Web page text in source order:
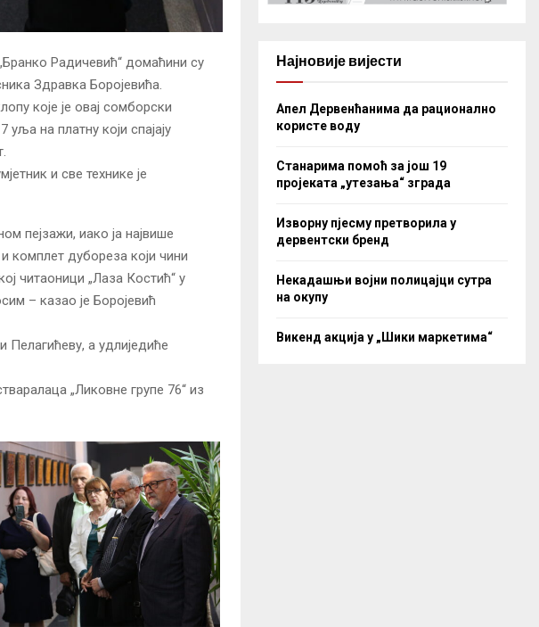
Радичевић“ домаћини су
Здравка Боројевића.
које је овај сомборски
на платну који спајају
и све технике је
пејзажи, иако ја највише
дубореза који чини
читаоници „Лаза Костић“ у
– казао је Боројевић
Пелагићеву, а удлиједиће
„Ликовне групе 76“ из
Најновије вијести
Апел Дервенћанима да рационално
користе воду
Станарима помоћ за још 19
пројеката „утезања“ зграда
Изворну пјесму претворила у
дервентски бренд
Некадашњи војни полицајци сутра
на окупу
Викенд акција у „Шики маркетима“